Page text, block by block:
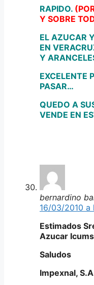
RAPIDO.
Y SOBRE
EL AZUCAR
EN
Y
EXCELENTE
PASAR…
QUEDO A
VENDE EN
bernardino
16/03/2010 a
Estimados
Azucar
Saludos
Impexnal,